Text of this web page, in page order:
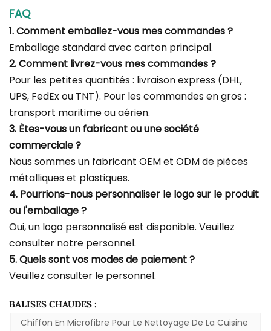
FAQ
1. Comment emballez-vous mes commandes ?
Emballage standard avec carton principal.
2. Comment livrez-vous mes commandes ?
Pour les petites quantités : livraison express (DHL,
UPS, FedEx ou TNT). Pour les commandes en gros :
transport maritime ou aérien.
3. Êtes-vous un fabricant ou une société
commerciale ?
Nous sommes un fabricant OEM et ODM de pièces
métalliques et plastiques.
4. Pourrions-nous personnaliser le logo sur le produit
ou l'emballage ?
Oui, un logo personnalisé est disponible. Veuillez
consulter notre personnel.
5. Quels sont vos modes de paiement ?
Veuillez consulter le personnel.
BALISES CHAUDES :
Chiffon En Microfibre Pour Le Nettoyage De La Cuisine